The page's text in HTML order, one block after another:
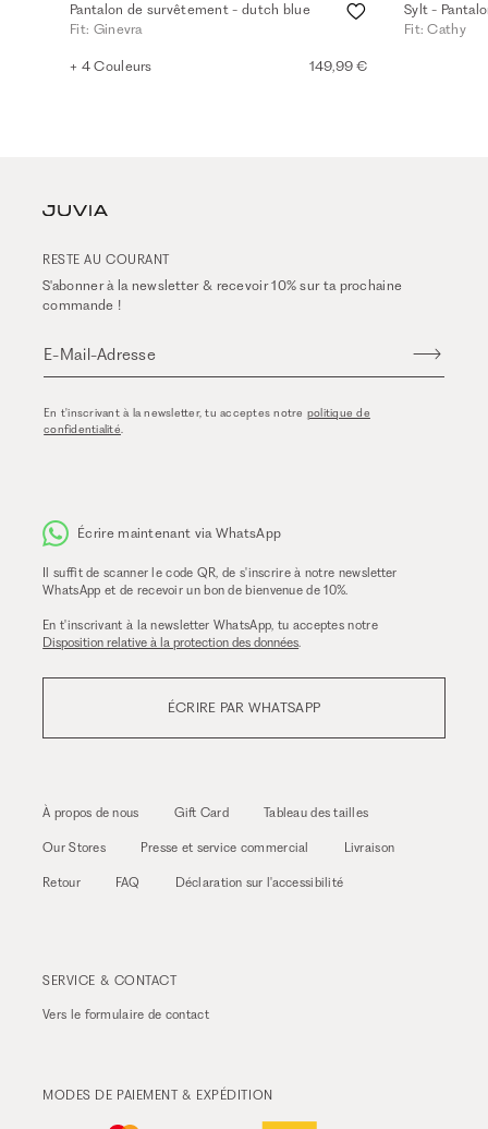
Pantalon de survêtement - dutch blue
Fit: Ginevra
+ 4 Couleurs 149,99 €
Sylt -
Fit: Cathy
RESTE AU COURANT
S'abonner à la newsletter & recevoir 10% sur ta prochaine
commande !
E-Mail-Adresse
En t'inscrivant à la newsletter, tu acceptes notre politique de
confidentialité.
Écrire maintenant via WhatsApp
Il suffit de scanner le code QR, de s'inscrire à notre newsletter
WhatsApp et de recevoir un bon de bienvenue de 10%.
En t'inscrivant à la newsletter WhatsApp, tu acceptes notre
Disposition relative à la protection des données
ÉCRIRE PAR WHATSAPP
À propos de nous Gift Card Tableau des tailles
Our Stores Presse et service commercial Livraison
Retour FAQ Déclaration sur l'accessibilité
SERVICE & CONTACT
Vers le formulaire de contact
MODES DE PAIEMENT & EXPÉDITION